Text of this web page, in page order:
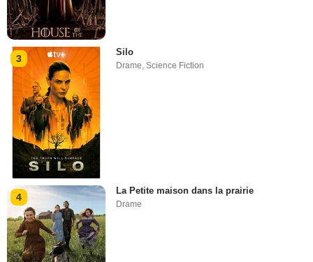
3
Silo
Drame,Science Fiction
4
La Petite maison dans la prairie
Drame